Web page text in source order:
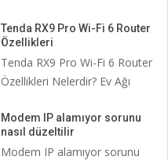
Tenda RX9 Pro Wi-Fi 6 Router
Özellikleri
Tenda RX9 Pro Wi-Fi 6 Router
Özellikleri Nelerdir? Ev Ağı
Modem IP alamıyor sorunu
nasıl düzeltilir
Modem IP alamıyor sorunu